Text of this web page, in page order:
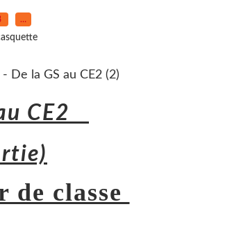
…
CE2
de classe